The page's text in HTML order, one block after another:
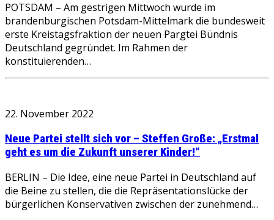
POTSDAM – Am gestrigen Mittwoch wurde im
brandenburgischen Potsdam-Mittelmark die bundesweit
erste Kreistagsfraktion der neuen Pargtei Bündnis
Deutschland gegründet. Im Rahmen der
konstituierenden…
22. November 2022
Neue Partei stellt sich vor – Steffen Große: „Erstmal
geht es um die Zukunft unserer Kinder!“
BERLIN – Die Idee, eine neue Partei in Deutschland auf
die Beine zu stellen, die die Repräsentationslücke der
bürgerlichen Konservativen zwischen der zunehmend…